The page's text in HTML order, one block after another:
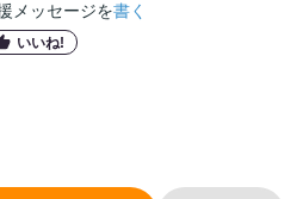
メッセージを書く
いいね!